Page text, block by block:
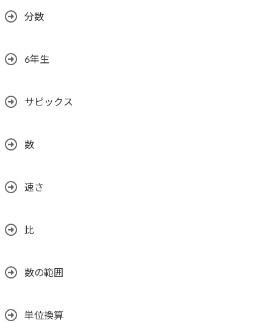
分数
6年生
サピックス
数
速さ
比
数の範囲
単位換算